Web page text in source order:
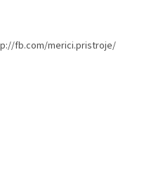
fb.com/merici.pristroje/